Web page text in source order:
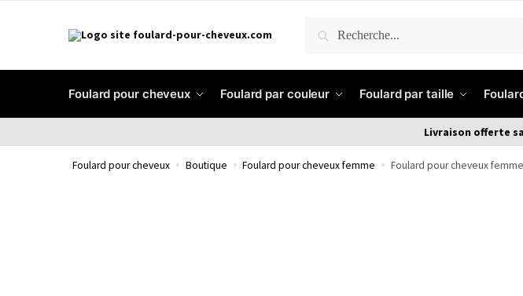
RECHERCHE
Foulard pour cheveux Foulard par couleur Foulard par taille
Livraison offerte
Foulard pour cheveux » Boutique » Foulard pour cheveux femme » Foulard pour cheveux